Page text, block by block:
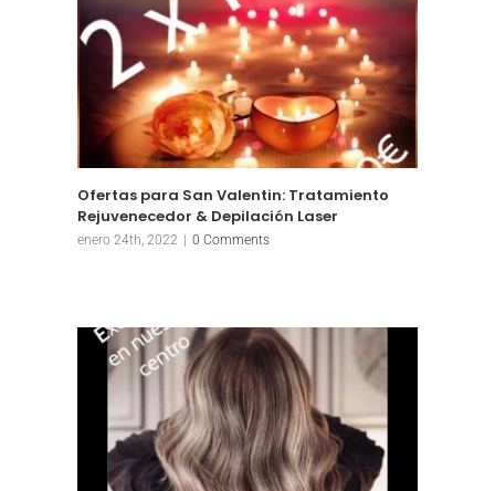
Ofertas para San Valentin: Tratamiento
Rejuvenecedor & Depilación Laser
enero 24th, 2022 0 Comments